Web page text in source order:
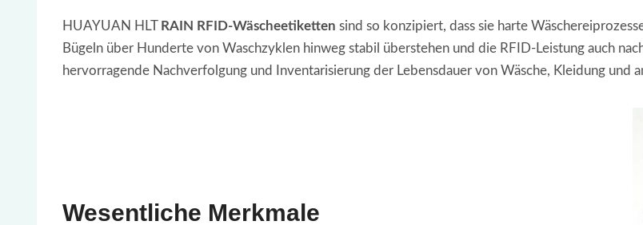
HUAYUAN HLT RAIN RFID-Wäscheetiketten sind so konzipiert, dass sie harte
Bügeln über Hunderte von Waschzyklen hinweg stabil überstehen und die RFID-Leistung auch
hervorragende Nachverfolgung und Inventarisierung der Lebensdauer von Wäsche, Kleidung und
Wesentliche Merkmale